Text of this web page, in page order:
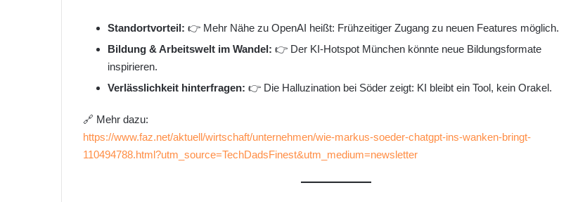
Standortvorteil: 👉 Mehr Nähe zu OpenAI heißt: Frühzeitiger Zugang zu neuen Features möglich.
Bildung & Arbeitswelt im Wandel: 👉 Der KI-Hotspot München könnte neue Bildungsformate
inspirieren.
Verlässlichkeit hinterfragen: 👉 Die Halluzination bei Söder zeigt: KI bleibt ein Tool, kein Orakel.
🔗 Mehr dazu:
https://www.faz.net/aktuell/wirtschaft/unternehmen/wie-markus-soeder-chatgpt-ins-wanken-bringt-
110494788.html?utm_source=TechDadsFinest&utm_medium=newsletter